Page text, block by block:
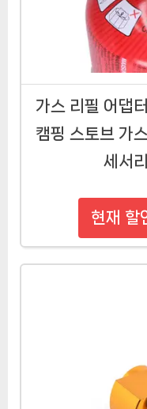
가스 리필 어댑
캠핑 스토브 가
세서
현재 할